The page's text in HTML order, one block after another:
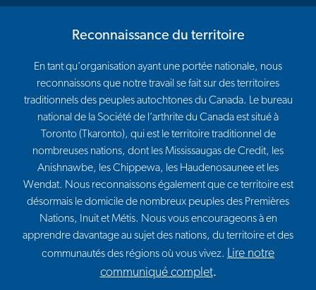
Reconnaissance du territoire
En tant qu’organisation ayant une portée nationale, nous
reconnaissons que notre travail se fait sur des territoires
traditionnels des peuples autochtones du Canada. Le bureau
national de la Société de l’arthrite du Canada est situé à
Toronto (Tkaronto), qui est le territoire traditionnel de
nombreuses nations, dont les Mississaugas de Credit, les
Anishnawbe, les Chippewa, les Haudenosaunee et les
Wendat. Nous reconnaissons également que ce territoire est
désormais le domicile de nombreux peuples des Premières
Nations, Inuit et Métis. Nous vous encourageons à en
apprendre davantage au sujet des nations, du territoire et des
communautés des régions où vous vivez. Lire notre
communiqué complet.